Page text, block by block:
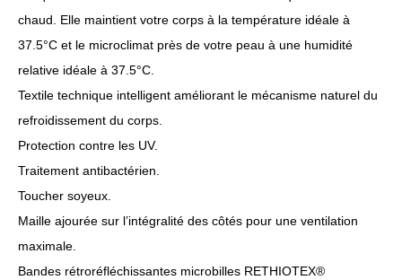
chaud. Elle maintient votre corps à la température idéale à
37.5°C et le microclimat près de votre peau à une humidité
relative idéale à 37.5°C.
Textile technique intelligent améliorant le mécanisme naturel du
refroidissement du corps.
Protection contre les UV.
Traitement antibactérien.
Toucher soyeux.
Maille ajourée sur l’intégralité des côtés pour une ventilation
maximale.
Bandes rétroréfléchissantes microbilles RETHIOTEX®